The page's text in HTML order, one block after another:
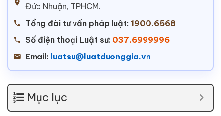
Đức Nhuận, TPHCM.
Tổng đài tư vấn pháp luật: 1900.6568
Số điện thoại Luật sư: 037.6999996
Email: luatsu@luatduonggia.vn
Mục lục